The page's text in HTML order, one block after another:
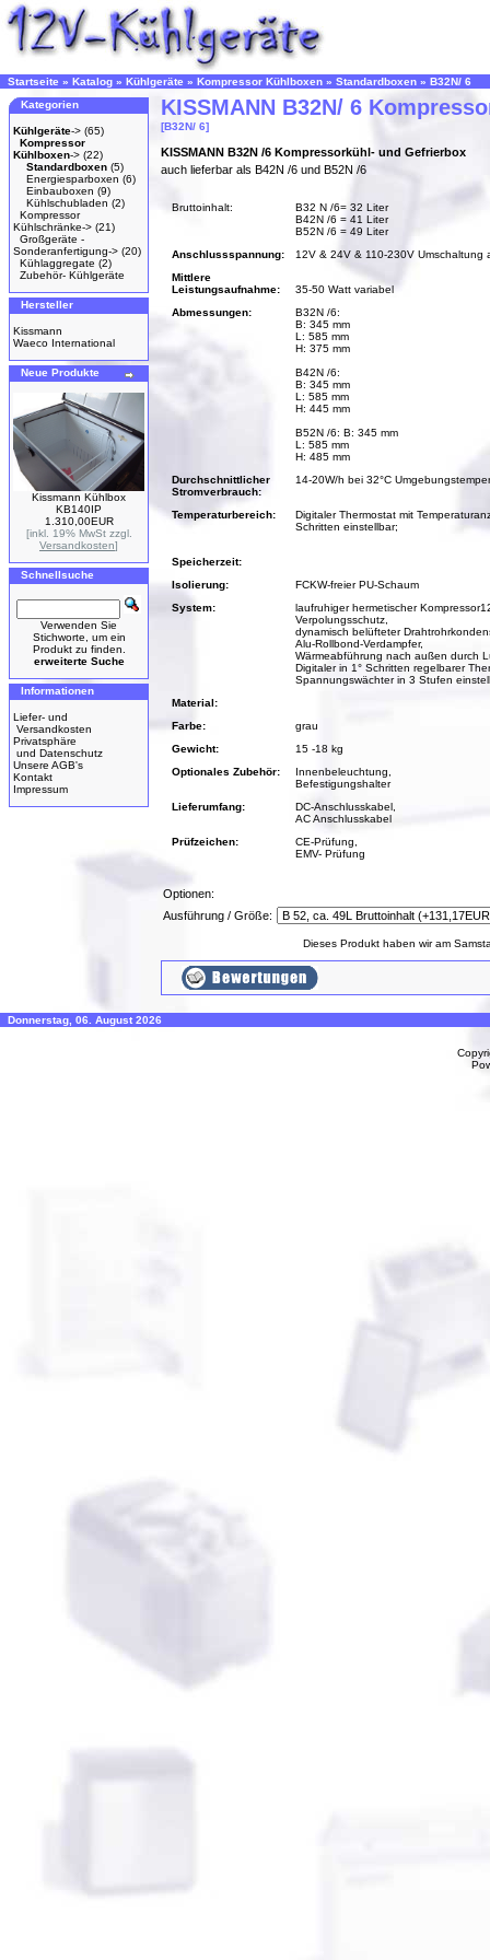
Startseite » Katalog » Kühlgeräte » Kompressor Kühlboxen » Standardboxen » B32N/ 6
Kategorien
Kühlgeräte-> (65)
Kompressor
Kühlboxen-> (22)
Standardboxen (5)
Energiesparboxen (6)
Einbauboxen (9)
Kühlschubladen (2)
Kompressor
Kühlschränke-> (21)
Großgeräte -
Sonderanfertigung-> (20)
Kühlaggregate (2)
Zubehör- Kühlgeräte
Hersteller
Kissmann
Waeco International
Neue Produkte
Kissmann Kühlbox
KB140IP
1.310,00EUR
[inkl. 19% MwSt zzgl.
Versandkosten]
Schnellsuche
Verwenden Sie
Stichworte, um ein
Produkt zu finden.
erweiterte Suche
Informationen
Liefer- und
Versandkosten
Privatsphäre
und Datenschutz
Unsere AGB's
Kontakt
Impressum
KISSMANN B32N/ 6
[B32N/ 6]
KISSMANN B32N /6 Kompressorkühl- und Gefrierbox
auch lieferbar als B42N /6 und B52N /6
Bruttoinhalt:
B32 N /6= 32 Liter
B42N /6 = 41 Liter
B52N /6 = 49 Liter
Anschlussspannung:
12V & 24V & 110-230V Umschaltung
Mittlere
Leistungsaufnahme:
35-50 Watt variabel
Abmessungen:
B32N /6:
B: 345 mm
L: 585 mm
H: 375 mm
B42N /6:
B: 345 mm
L: 585 mm
H: 445 mm
B52N /6: B: 345 mm
L: 585 mm
H: 485 mm
Durchschnittlicher
Stromverbrauch:
14-20W/h bei 32°C
Temperaturbereich:
Digitaler Thermostat mit
Schritten einstellbar;
Speicherzeit:
Isolierung:
FCKW-freier PU-Schaum
System:
laufruhiger hermetischer
Verpolungsschutz,
dynamisch belüfteter
Alu-Rollbond-Verdampfer,
Wärmeabführung nach außen durch
Digitaler in 1° Schritten regelbarer
Spannungswächter in 3 Stufen
Material:
Farbe:
grau
Gewicht:
15 -18 kg
Optionales Zubehör:
Innenbeleuchtung,
Befestigungshalter
Lieferumfang:
DC-Anschlusskabel,
AC Anschlusskabel
Prüfzeichen:
CE-Prüfung,
EMV- Prüfung
Optionen:
Ausführung / Größe:
Dieses Produkt haben wir am
Donnerstag, 06. August 2026